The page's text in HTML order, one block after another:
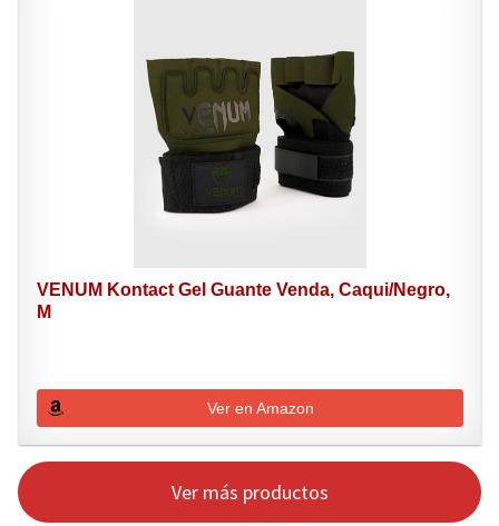
VENUM Kontact Gel Guante Venda, Caqui/Negro,
M
Ver en Amazon
Ver más productos